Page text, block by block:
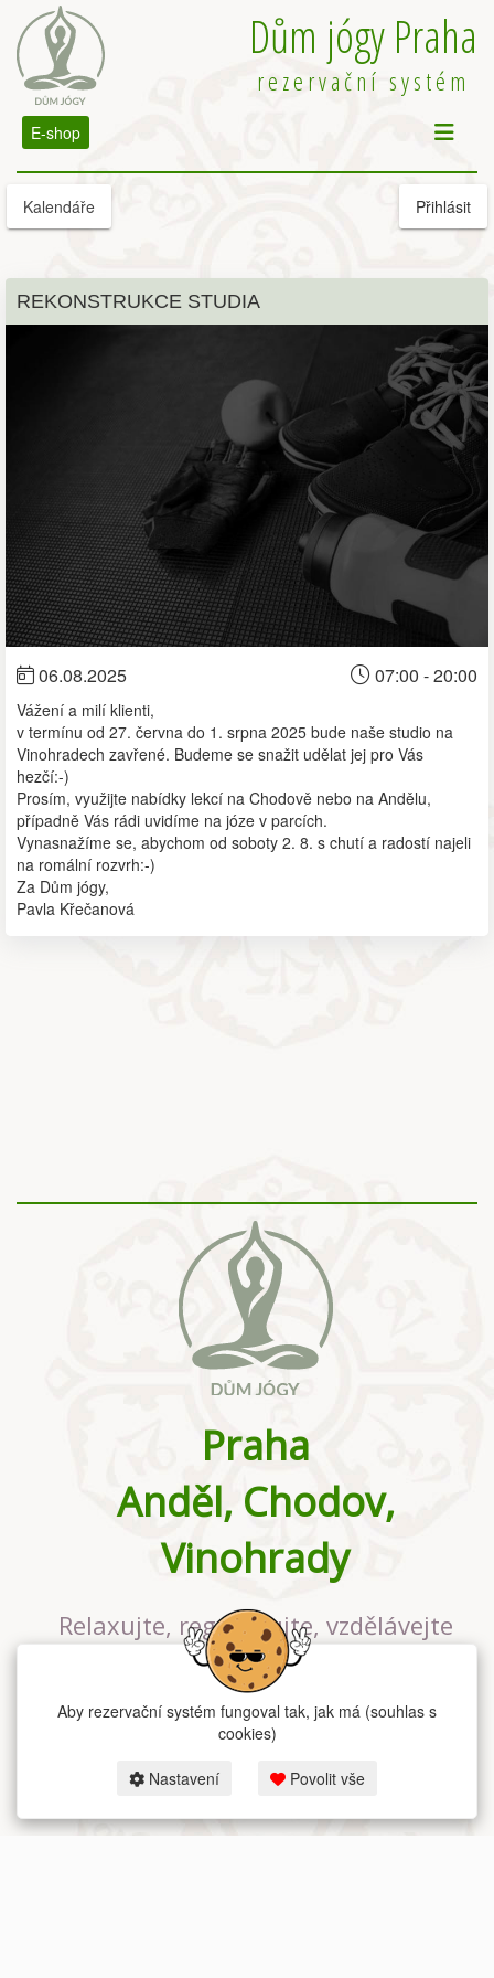
Dům jógy Praha
rezervační systém
E-shop
Kalendáře Přihlásit
REKONSTRUKCE STUDIA
06.08.2025 07:00 - 20:00
Vážení a milí klienti,
v termínu od 27. června do 1. srpna 2025 bude naše studio na
Vinohradech zavřené. Budeme se snažit udělat jej pro Vás
hezčí:-)
Prosím, využijte nabídky lekcí na Chodově nebo na Andělu,
případně Vás rádi uvidíme na józe v parcích.
Vynasnažíme se, abychom od soboty 2. 8. s chutí a radostí najeli
na romální rozvrh:-)
Za Dům jógy,
Pavla Křečanová
Praha
Anděl, Chodov,
Vinohrady
Relaxujte, regenerujte, vzdělávejte
se v největším jógovém studiu v
Praze
Aby rezervační systém fungoval tak, jak má (souhlas s
cookies)
Nastavení Povolit vše